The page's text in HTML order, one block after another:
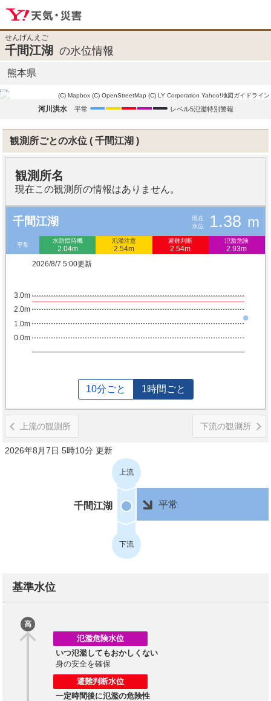
せんげんえご
千間江湖 の水位情報
熊本県
(C) Mapbox (C) OpenStreetMap (C) LY Corporation Yahoo!地図ガイドライン
河川洪水 平常 レベル5氾濫特別警報
観測所ごとの水位 千間江湖
観測所名
現在この観測所の情報はありません。
千間江湖
現在
水位
1.38 m
平常
水防団待機
2.04m
氾濫注意
2.54m
避難判断
2.54m
氾濫危険
2.93m
2026/8/7 5:00更新
0.0m
1.0m
2.0m
3.0m
10分ごと 1時間ごと
上流の観測所 下流の観測所
2026年8月7日 5時10分 更新
上流
千間江湖 平常
下流
基準水位
高
氾濫危険水位
いつ氾濫してもおかしくない
身の安全を確保
避難判断水位
一定時間後に氾濫の危険性